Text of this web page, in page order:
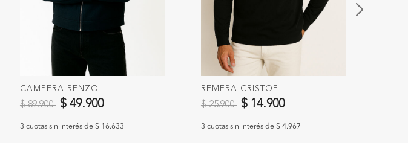
CAMPERA RENZO
Precio reducido de
$ 89.900 a$ 49.900
3 cuotas sin interés de $ 16.633
REMERA CRISTOF
Precio reducido de
$ 25.900 a$ 14.900
3 cuotas sin interés de $ 4.967